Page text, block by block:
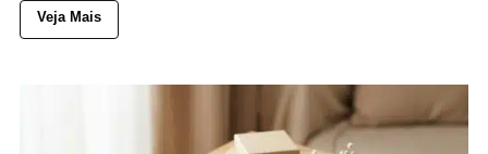
Veja Mais